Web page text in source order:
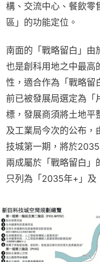
構、交流中心、餐飲零
區」的功能定位。
南面的「戰略留白」由
也是創科用地之中最高
性，適合作為「戰略留
前已被發展局選定為「
標，發展商須將土地平
及工業局今次的公布
技城第一期，將於
兩成屬於「戰略留白」
只列為「2035年+」及